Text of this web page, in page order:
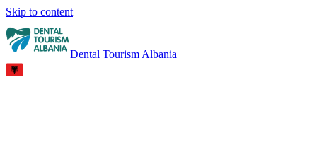
Skip to content
Dental Tourism Albania